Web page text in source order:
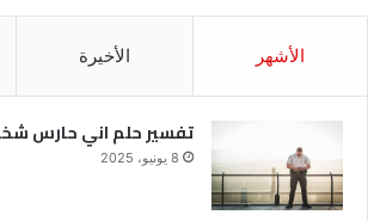
الأشهر الأخيرة
تفسير حلم اني حارس
8 يونيو، 2025